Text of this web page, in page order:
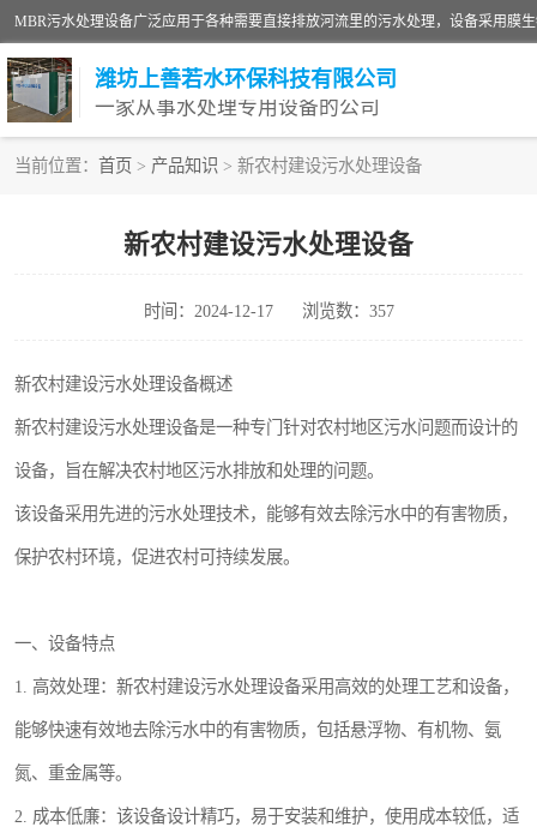
潍坊上善若水环保科技有限公司
一家从事水处理专用设备的公司
当前位置： 首页 > 产品知识 > 新农村建设污水处理设备
新农村建设污水处理设备
时间：2024-12-17 浏览数：357
新农村建设污水处理设备概述
新农村建设污水处理设备是一种专门针对农村地区污水问题而设计的
设备，旨在解决农村地区污水排放和处理的问题。
该设备采用先进的污水处理技术，能够有效去除污水中的有害物质，
保护农村环境，促进农村可持续发展。
一、设备特点
1. 高效处理：新农村建设污水处理设备采用高效的处理工艺和设备，
能够快速有效地去除污水中的有害物质，包括悬浮物、有机物、氨
氮、重金属等。
2. 成本低廉：该设备设计精巧，易于安装和维护，使用成本较低，适
洗涤污水处理设备
诊所门诊污水处理设备
养殖污水处理设备
一体化污水处理设备
医院辐射污水衰变池